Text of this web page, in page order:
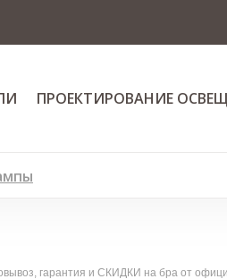
ПРОЕКТИРОВАНИЕ
гарантия и СКИДКИ на бра от